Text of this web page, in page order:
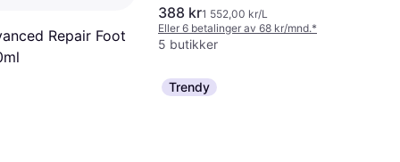
Repair Foot
kr/L
388 kr1 552,00 kr/L
Eller 6 betalinger av 68 kr/mnd.*
5 butikker
Trendy